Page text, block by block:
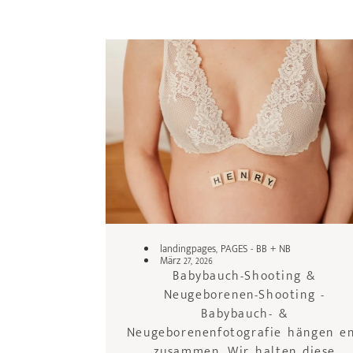
landingpages, PAGES - BB + NB
März 27, 2026
Babybauch-Shooting &
Neugeborenen-Shooting -
Babybauch- &
Neugeborenenfotografie hängen